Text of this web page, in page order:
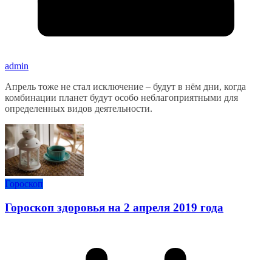
admin
Апрель тоже не стал исключение – будут в нём дни, когда
комбинации планет будут особо неблагоприятными для
определенных видов деятельности.
Гороскоп
Гороскоп здоровья на 2 апреля 2019 года